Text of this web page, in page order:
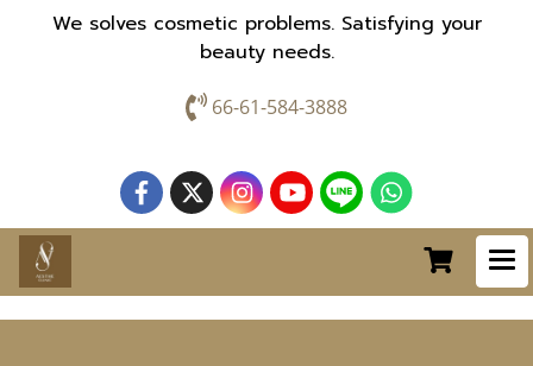
We solves cosmetic problems. Satisfying your
beauty needs.
66-61-584-3888